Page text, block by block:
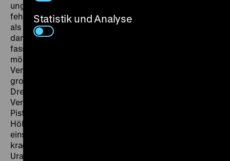
unglücklich, möchte sich das Leben nehmen, doch es
fehlt ihm der Mut zum Selbstmord. Was liegt da näher,
als sich mit einem Verbrecher zu verabreden? Doch
dann kommt die Liebe dazwischen, und Hans Herfort
fasst neuen Lebensmut. Unter keinen Umständen
möchte er nun sein Leben verlieren! Verrückte
Verwicklungen, turbulente Verfolgungen und allerhand
grotesker Witz machen Siodmaks dritten Film, dessen
Drehbuch Billie (Billy) Wilder schrieb, zu einem großen
Vergnügen. „Herrlich knallige Groteske. Revolver,
Pistolen, ein Gewehr mit Zielfernrohr, Bomben,
Höllenmaschinen, Handgranaten, Stichflammen,
einstürzende Wände, Humor und Witz – alles knallt und
kracht.“ (
Uraufgeführt wurde der Film unter dem Titel
Statistik und Analyse